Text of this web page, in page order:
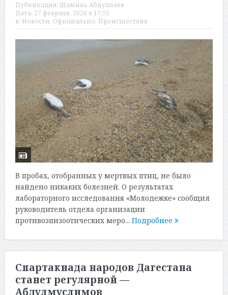
Публикация: Шамиль Абдуллаев
Дата: 27 февраля, 2026 в 17:55
в: Новости, Официально, Происшествия
В пробах, отобранных у мертвых птиц, не было
найдено никаких болезней. О результатах
лабораторного исследования «Молодежке» сообщил
руководитель отдела организации
противоэпизоотических меро... Подробнее
Спартакиада народов Дагестана
станет регулярной —
Абдулмуслимов